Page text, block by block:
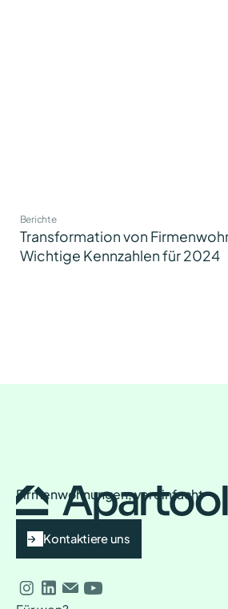
Berichte
Transformation von
Wichtige Kennzahlen für 2024
Firmenwohnungen, vereinfacht
Kontaktiere uns